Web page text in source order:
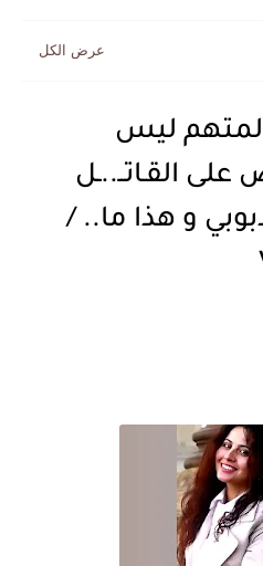
المتهم ليس
القـاتــ..ـل
و هذا ما.. /